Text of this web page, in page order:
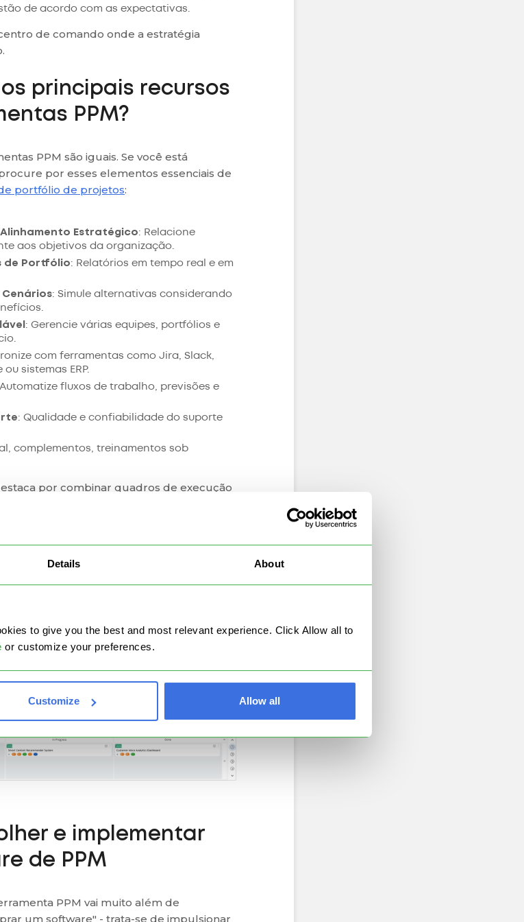
Details About
to give you the best and most relevant experience. Click Allow all to
or customize your preferences.
Customize Allow all
de acordo com as expectativas.
de comando onde a estratégia
principais recursos
PPM?
PPM são iguais. Se você está
por esses elementos essenciais de
portfólio de projetos:
Estratégico: Relacione
aos objetivos da organização.
de Portfólio: Relatórios em tempo real e em
Cenários: Simule alternativas considerando
: Gerencie várias equipes, portfólios e
com ferramentas como Jira, Slack,
sistemas ERP.
fluxos de trabalho, previsões e
: Qualidade e confiabilidade do suporte
complementos, treinamentos sob
por combinar quadros de execução
a estratégia de alto nível até os itens
e implementar
de PPM
PPM vai muito além de
um software" - trata-se de impulsionar